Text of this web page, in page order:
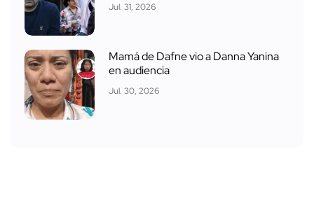
Jul. 31, 2026
Mamá de Dafne vio a Danna Yanina
en audiencia
Jul. 30, 2026